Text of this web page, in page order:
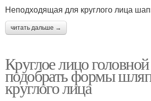
Неподходящая для круглого лица
читать дальше →
Круглое лицо
подобрать формы
круглого лица